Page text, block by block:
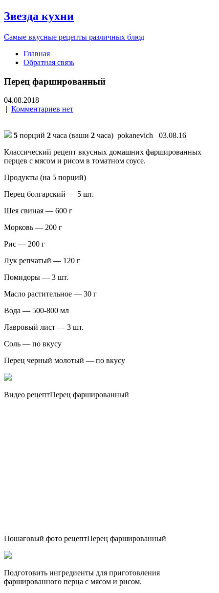
Звезда кухни
Самые вкусные рецепты различных блюд
Главная
Обратная связь
Перец фаршированный
04.08.2018
| Комментариев нет
5 порций 2 часа (ваши 2 часа) pokanevich 03.08.16
Классический рецепт вкусных домашних фаршированных
перцев с мясом и рисом в томатном соусе.
Продукты (на 5 порций)
Перец болгарский — 5 шт.
Шея свиная — 600 г
Морковь — 200 г
Рис — 200 г
Лук репчатый — 120 г
Помидоры — 3 шт.
Масло растительное — 30 г
Вода — 500-800 мл
Лавровый лист — 3 шт.
Соль — по вкусу
Перец черный молотый — по вкусу
Видео рецептПерец фаршированный
Пошаговый фото рецептПерец фаршированный
Подготовить ингредиенты для приготовления
фаршированного перца с мясом и рисом.